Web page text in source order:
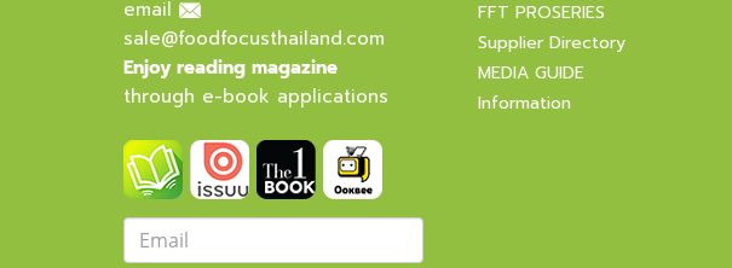
email
sale@foodfocusthailand.com
Enjoy reading magazine
through e-book applications
FFT PROSERIES
Supplier Directory
MEDIA GUIDE
Information